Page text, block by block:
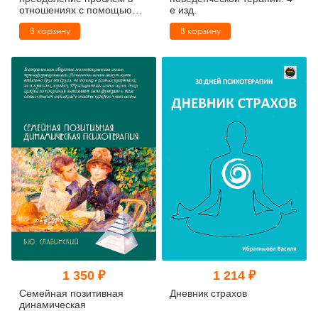
отношениях с помощью
когнитивно-поведенческой
терапии
В корзину
е изд.
В корзину
1 350 ₽
Семейная позитивная
динамическая
1 214 ₽
Дневник страхов